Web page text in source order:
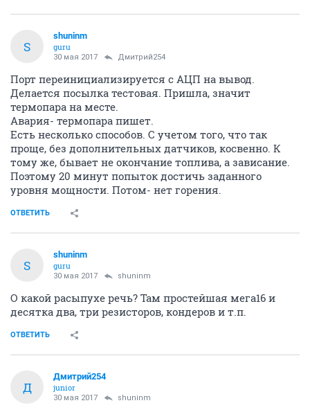
S
shuninm
guru
30 мая 2017 Дмитрий254
Порт переинициализируется с АЦП на вывод.
Делается посылка тестовая. Пришла, значит
термопара на месте.
Авария- термопара пишет.
Есть несколько способов. С учетом того, что так
проще, без дополнительных датчиков, косвенно. К
тому же, бывает не окончание топлива, а зависание.
Поэтому 20 минут попыток достичь заданного
уровня мощности. Потом- нет горения.
ОТВЕТИТЬ
S
shuninm
guru
30 мая 2017 shuninm
О какой расыпухе речь? Там простейшая мега16 и
десятка два, три резисторов, кондеров и т.п.
ОТВЕТИТЬ
Д
Дмитрий254
junior
30 мая 2017 shuninm